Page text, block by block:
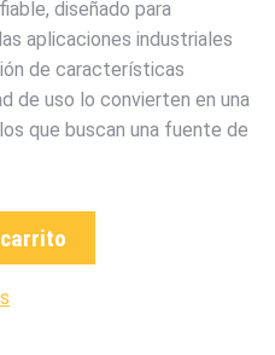
diseñado para
aplicaciones industriales
de características
de uso lo convierten en una
que buscan una fuente de